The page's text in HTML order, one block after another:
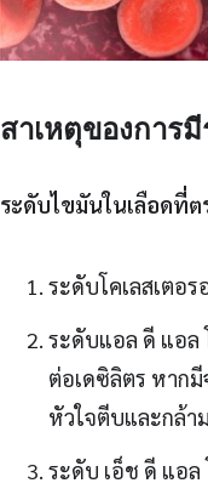
สาเหตุของการ
ระดับไขมันในเลือดที่ต
ระดับโคเลสเตอ
ระดับแอล ดี แอล
ต่อเดซิลิตร หาก
หัวใจตีบและกล้า
ระดับ เอ็ช ดี แอล